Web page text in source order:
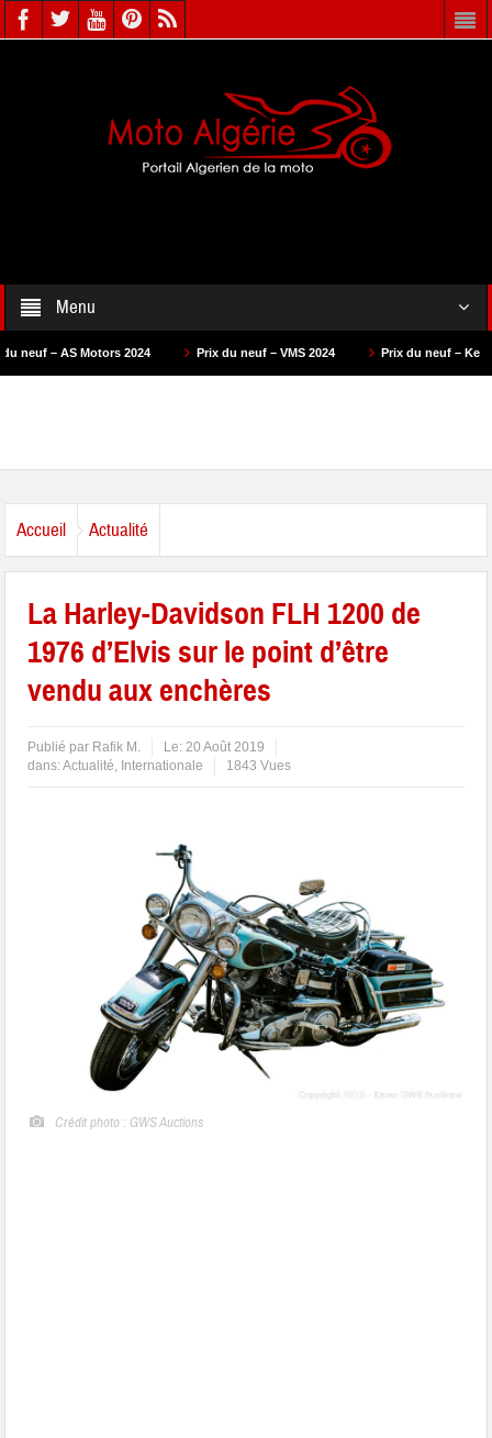
Menu
2024 Prix du neuf – VMS 2024 Prix du neuf – Keeway 2023
Accueil Actualité
La Harley-Davidson FLH 1200 de
1976 d’Elvis sur le point d’être
vendu aux enchères
Publié par Rafik M. Le:20 Août 2019
dans:Actualité, Internationale 1843 Vues
Crédit photo : GWS Auctions